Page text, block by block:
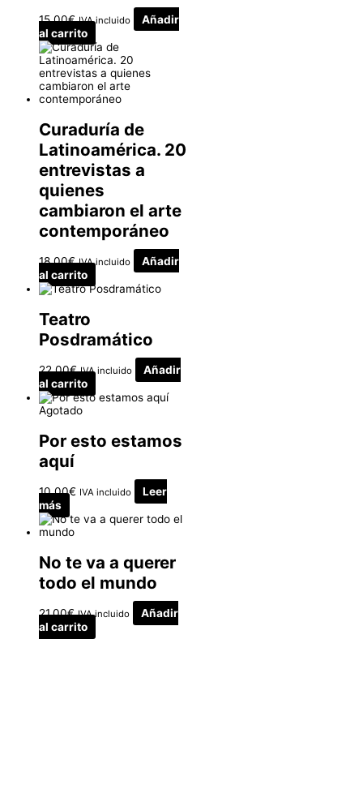
15.00€ IVA incluido
Añadir
al carrito
Curaduría de
Latinoamérica. 20
entrevistas a
quienes
cambiaron el arte
contemporáneo
18.00€ IVA incluido
Añadir
al carrito
Teatro
Posdramático
22.00€ IVA incluido
Añadir
al carrito
Agotado
Por esto estamos
aquí
10.00€ IVA incluido
Leer
más
No te va a querer
todo el mundo
21.00€ IVA incluido
Añadir
al carrito